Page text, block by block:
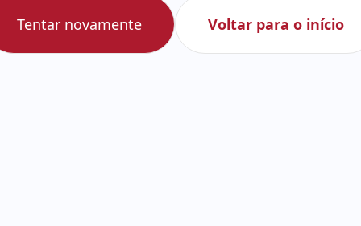
Tentar novamente Voltar para o início